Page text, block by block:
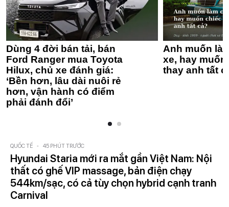
Dùng 4 đời bán tải, bán
Ford Ranger mua Toyota
Hilux, chủ xe đánh giá:
‘Bền hơn, lâu dài nuôi rẻ
hơn, vận hành có điểm
phải đánh đổi’
Anh muốn
xe, hay
thay anh tất
QUỐC TẾ - 45 PHÚT TRƯỚC
Hyundai Staria mới ra mắt gần Việt Nam: Nội
thất có ghế VIP massage, bản điện chạy
544km/sạc, có cả tùy chọn hybrid cạnh tranh
Carnival